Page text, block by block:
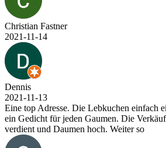
Christian Fastner
2021-11-14
Dennis
2021-11-13
Eine top Adresse. Die Lebkuchen einfach
ein Gedicht für jeden Gaumen. Die
verdient und Daumen hoch. Weiter so